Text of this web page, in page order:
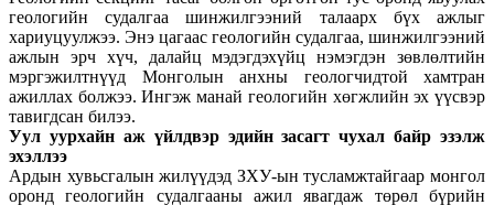
геологийн судалгаа шинжилгээний талаарх бүх ажлыг
хариуцуулжээ. Энэ цагаас геологийн судалгаа, шинжилгээний
ажлын эрч хүч, далайц мэдэгдэхүйц нэмэгдэн зөвлөлтийн
мэргэжилтнүүд Монголын анхны геологчидтой хамтран
ажиллах болжээ. Ингэж манай геологийн хөгжлийн эх үүсвэр
тавигдсан билээ.
Уул уурхайн аж үйлдвэр эдийн засагт чухал байр эзэлж
эхэллээ
Ардын хувьсгалын жилүүдэд ЗХУ-ын тусламжтайгаар монгол
оронд геологийн судалгааны ажил явагдаж төрөл бүрийн